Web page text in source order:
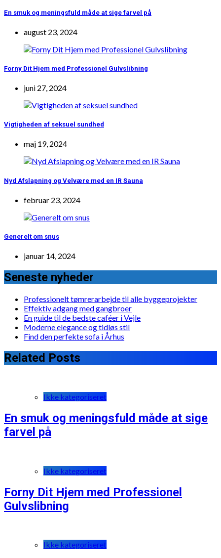
En smuk og meningsfuld måde at sige farvel på
august 23, 2024
Forny Dit Hjem med Professionel Gulvslibning
juni 27, 2024
Vigtigheden af seksuel sundhed
maj 19, 2024
Nyd Afslapning og Velvære med en IR Sauna
februar 23, 2024
Generelt om snus
januar 14, 2024
Seneste nyheder
Professionelt tømrerarbejde til alle byggeprojekter
Effektiv adgang med gangbroer
En guide til de bedste caféer i Vejle
Moderne elegance og tidløs stil
Find den perfekte sofa i Århus
Related Posts
Ikke kategoriseret
En smuk og meningsfuld måde at sige
farvel på
Ikke kategoriseret
Forny Dit Hjem med Professionel
Gulvslibning
Ikke kategoriseret